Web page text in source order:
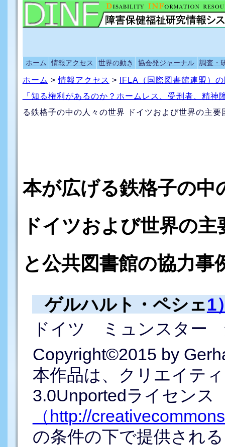
ホーム 情報アクセス 世界の動き 協会発ジャーナル 調査・
ホーム >情報アクセス >
IFLA（国際図書館連盟）
「知る権利があるのか？ホームレス、受刑者、精神
る鉄格子の中の人々の世界 ドイツおよび世界の主
本が広げる鉄格子の中
ドイツおよび世界の
と公共図書館の協力事
ゲルハルト・ペシェ1
ドイツ ミュンスター
Copyright©2015 by
本作品は、クリエイテ
3.0Unportedライセンス
（http://
の条件の下で提供され